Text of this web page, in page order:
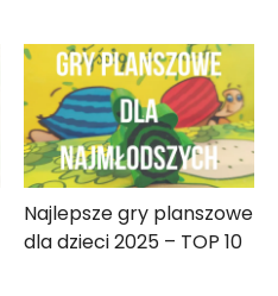
Najlepsze gry planszowe
dla dzieci 2025 – TOP 10